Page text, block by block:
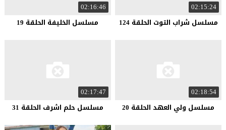
02:15:24
مسلسل شراب التوت الحلقة 124
02:16:46
مسلسل الخليفة الحلقة 19
02:18:54
مسلسل ولي العهد الحلقة 20
02:17:47
مسلسل حلم اشرف الحلقة 31